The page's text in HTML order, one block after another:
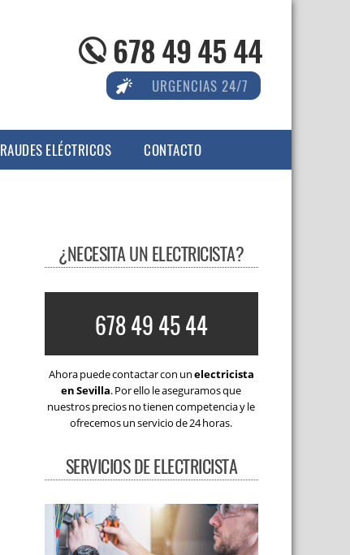
678 49 45 44
URGENCIAS 24/7
ELÉCTRICOS CONTACTO
¿NECESITA UN ELECTRICISTA?
678 49 45 44
Ahora puede contactar con unelectricista
en Sevilla. Por ello le aseguramos que
nuestros precios no tienen competencia y le
ofrecemos un servicio de 24 horas.
SERVICIOS DE ELECTRICISTA